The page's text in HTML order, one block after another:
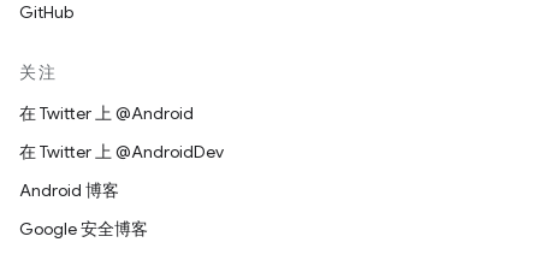
GitHub
关注
在 Twitter 上 @Android
在 Twitter 上 @AndroidDev
Android 博客
Google 安全博客